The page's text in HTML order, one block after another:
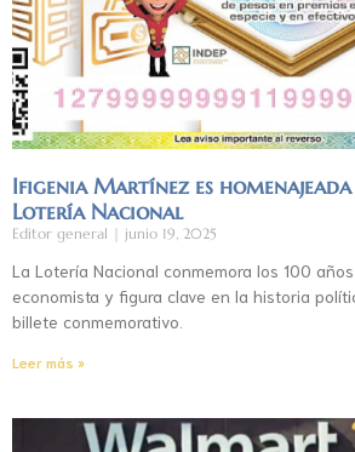
Ifigenia Martínez es
Lotería Nacional
Editor general junio 19, 2025
La Lotería Nacional conmemora los 100
economista y figura clave en la historia
billete conmemorativo.
Leer más »